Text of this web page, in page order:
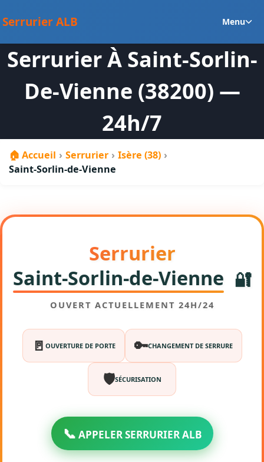
contenu
Serrurier ALB Menu
Serrurier À Saint-Sorlin-
De-Vienne (38200) —
24h/7
🏠 Accueil › Serrurier › Isère (38) ›
Saint-Sorlin-de-Vienne
Serrurier
Saint-Sorlin-de-Vienne 🔐
OUVERT ACTUELLEMENT 24H/24
🚪 OUVERTURE DE PORTE 🔑CHANGEMENT DE SERRURE
🛡️SÉCURISATION
📞 APPELER SERRURIER ALB